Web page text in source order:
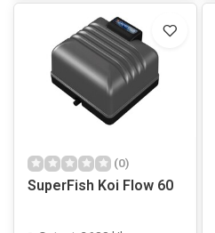
(0)
SuperFish Koi Flow 60